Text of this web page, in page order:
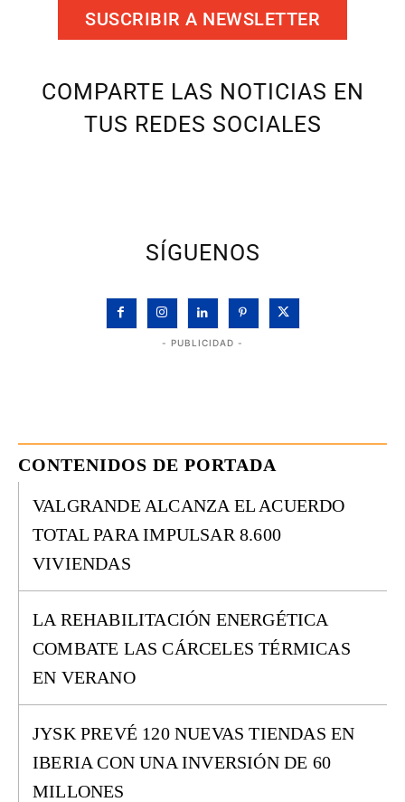
SUSCRIBIR A NEWSLETTER
COMPARTE LAS NOTICIAS EN
TUS REDES SOCIALES
SÍGUENOS
- PUBLICIDAD -
CONTENIDOS DE PORTADA
VALGRANDE ALCANZA EL ACUERDO
TOTAL PARA IMPULSAR 8.600
VIVIENDAS
LA REHABILITACIÓN ENERGÉTICA
COMBATE LAS CÁRCELES TÉRMICAS
EN VERANO
JYSK PREVÉ 120 NUEVAS TIENDAS EN
IBERIA CON UNA INVERSIÓN DE 60
MILLONES